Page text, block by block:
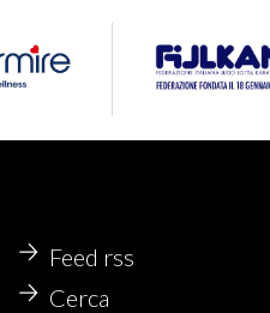
Feed rss
Cerca